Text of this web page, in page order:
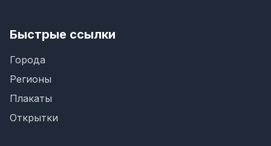
Быстрые ссылки
Города
Регионы
Плакаты
Открытки